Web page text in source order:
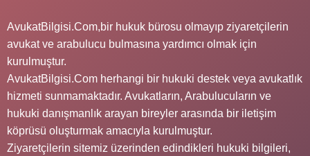
AvukatBilgisi.Com,bir hukuk bürosu olmayıp ziyaretçilerin
avukat ve arabulucu bulmasına yardımcı olmak için
kurulmuştur.
AvukatBilgisi.Com herhangi bir hukuki destek veya avukatlık
hizmeti sunmamaktadır. Avukatların, Arabulucuların ve
hukuki danışmanlık arayan bireyler arasında bir iletişim
köprüsü oluşturmak amacıyla kurulmuştur.
Ziyaretçilerin sitemiz üzerinden edindikleri hukuki bilgileri,